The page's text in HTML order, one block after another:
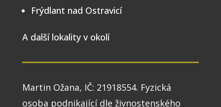
Frýdlant nad Ostravicí
A další lokality v okolí
Martin Ožana, IČ: 21918554. Fyzická
osoba podnikající dle živnostenského